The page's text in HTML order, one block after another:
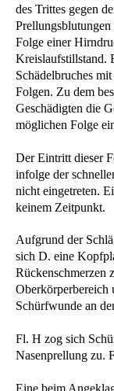
des Trittes gegen
Folge einer
Kreislaufstillstand.
Schädelbruches
Folgen. Zu dem
Geschädigten die
möglichen Folge
Der Eintritt dieser
infolge der
nicht eingetreten.
keinem Zeitpunkt.
Aufgrund der
sich D. eine
Rückenschmerzen
Oberkörperbereich
Schürfwunde an
Fl. H zog sich
Nasenprellung zu.
Eine beim